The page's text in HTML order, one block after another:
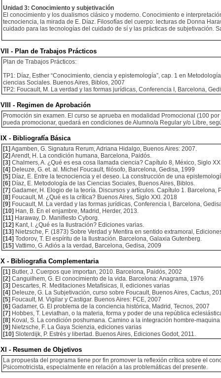
Unidad 3: Conocimiento y subjetivación
El conocimiento y los dualismos clásico y moderno. Conocimiento e
tecnociencia, la mirada de E. Díaz. Filosofías del cuerpo: lecturas de Donna
cuidado para las tecnologías del cuidado de sí y las prácticas de subjetivación.
VII - Plan de Trabajos Prácticos
Plan de Trabajos Prácticos:
TP1: Díaz, Esther “Conocimiento, ciencia y epistemología”, cap. 1 en
ciencias Sociales. Buenos Aires, Biblos, 2007
TP2: Foucault, M. La verdad y las formas jurídicas, Conferencia I, Barcelona,
VIII - Regimen de Aprobación
Promoción sin examen. El curso se aprueba en modalidad Promocional (100
pueda promocionar, quedará en condiciones de Alumno/a Regular y/o Libre,
IX - Bibliografía Básica
[1] Agamben, G. Signatura Rerum, Adriana Hidalgo, Buenos Aires: 2007.
[2] Arendt, H. La condición humana, Barcelona, Paidós.
[3] Chalmers, A. ¿Qué es esa cosa llamada ciencia? Capítulo 8, México, Siglo
[4] Deleuze, G. et. al. Michel Foucault, filósofo, Barcelona, Gedisa, 1999
[5] Díaz, E. Entre la tecnociencia y el deseo. La construcción de una
[6] Díaz, E. Metodología de las Ciencias Sociales, Buenos Aires, Biblos.
[7] Gadamer, H. Elogio de la teoría. Discursos y artículos. Capítulo 1. Barcelona,
[8] Foucault, M. ¿Qué es la crítica? Buenos Aires, Siglo XXI. 2018
[9] Foucault, M. La verdad y las formas jurídicas, Conferencia I, Barcelona,
[10] Han, B. En el enjambre, Madrid, Herder, 2013.
[11] Haraway, D. Manifiesto Cyborg.
[12] Kant, I. ¿Qué es la Ilustración? Ediciones varias.
[13] Nietzsche, F. (1873) Sobre Verdad y Mentira en sentido extramoral,
[14] Todorov, T. El espíritu de la Ilustración. Barcelona, Galaxia Gutenberg.
[15] Vattimo, G. Adiós a la verdad, Barcelona, Gedisa, 2009
X - Bibliografia Complementaria
[1] Butler, J. Cuerpos que importan, 2010. Barcelona, Paidós, 2002
[2] Canguilhem, G. El conocimiento de la vida. Barcelona: Anagrama, 1976
[3] Descartes, R. Meditaciones Metafísicas, II, ediciones varias
[4] Deleuze, G. La Subjetivación, curso sobre Foucault, Buenos Aires, Cactus,
[5] Foucault, M. Vigilar y Castigar. Buenos Aires: FCE, 2007
[6] Gadamer, G. El problema de la conciencia histórica, Madrid, Tecnos, 2007
[7] Hobbes, T. Leviathan, o la materia, forma y poder de una república
[8] Koval, S. La condición poshumana. Camino a la integración hombre-
[9] Nietzsche, F. La Gaya Scienzia, ediciones varias
[10] Sloterdijk, P. Estrés y libertad. Buenos Aires, Ediciones Godot, 2011.
XI - Resumen de Objetivos
La propuesta del programa tiene por fin promover la reflexión crítica sobre el
Psicomotricista, especialmente en relación a las problemáticas del presente.